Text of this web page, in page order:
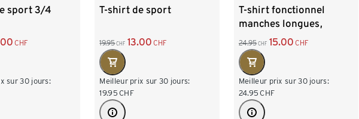
sport 3/4
CHF
sur 30 jours:
T-shirt de sport
19.95 CHF 13.00 CHF
Meilleur prix sur 30 jours:
19.95 CHF
T-shirt fonctionnel
manches longues,
orange fluo
24.95 CHF 15.00 CHF
Meilleur prix sur 30 jours:
24.95 CHF